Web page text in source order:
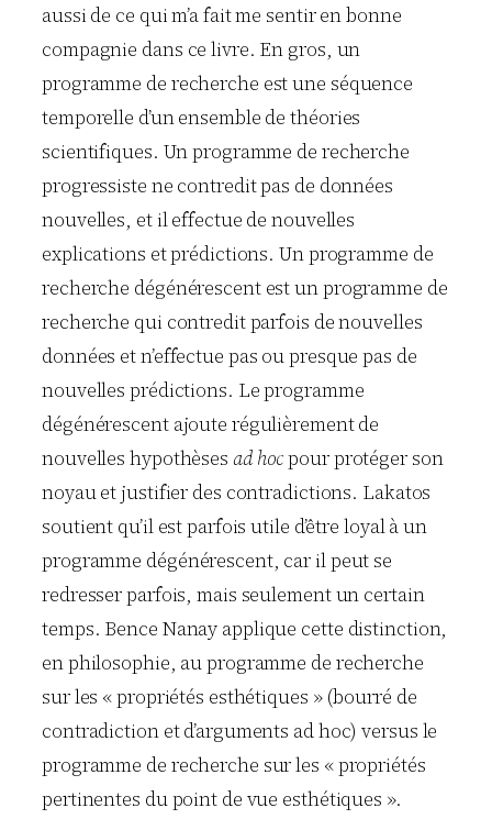
aussi de ce qui m’a fait me sentir en bonne
compagnie dans ce livre. En gros, un
programme de recherche est une séquence
temporelle d’un ensemble de théories
scientifiques. Un programme de recherche
progressiste ne contredit pas de données
nouvelles, et il effectue de nouvelles
explications et prédictions. Un programme de
recherche dégénérescent est un programme de
recherche qui contredit parfois de nouvelles
données et n’effectue pas ou presque pas de
nouvelles prédictions. Le programme
dégénérescent ajoute régulièrement de
nouvelles hypothèses ad hocpour protéger son
noyau et justifier des contradictions. Lakatos
soutient qu’il est parfois utile d’être loyal à un
programme dégénérescent, car il peut se
redresser parfois, mais seulement un certain
temps. Bence Nanay applique cette distinction,
en philosophie, au programme de recherche
sur les « propriétés esthétiques » (bourré de
contradiction et d’arguments ad hoc) versus le
programme de recherche sur les « propriétés
pertinentes du point de vue esthétiques ».